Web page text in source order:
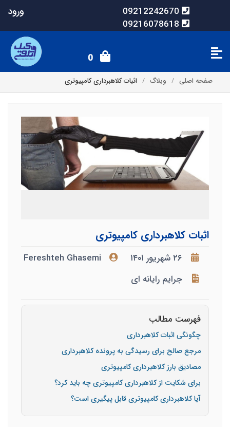
09212242670
09216078618
ورود
0
صفحه اصلی وبلاگ اثبات کلاهبرداری کامپیوتری
اثبات کلاهبرداری کامپیوتری
۲۶ شهریور ۱۴۰۱
Fereshteh Ghasemi
جرایم رایانه ای
فهرست مطالب
چگونگی اثبات کلاهبرداری
مرجع صالح برای رسیدگی به پرونده کلاهبرداری
مصادیق بارز کلاهبرداری کامپیوتری
برای شکایت از کلاهبرداری کامپیوتری چه باید کرد؟
آیا کلاهبرداری کامپیوتری قابل پیگیری است؟